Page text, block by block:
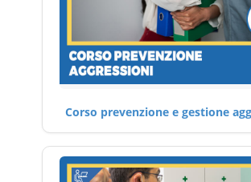
Corso prevenzione e gestione